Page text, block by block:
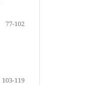
77-102
103-119